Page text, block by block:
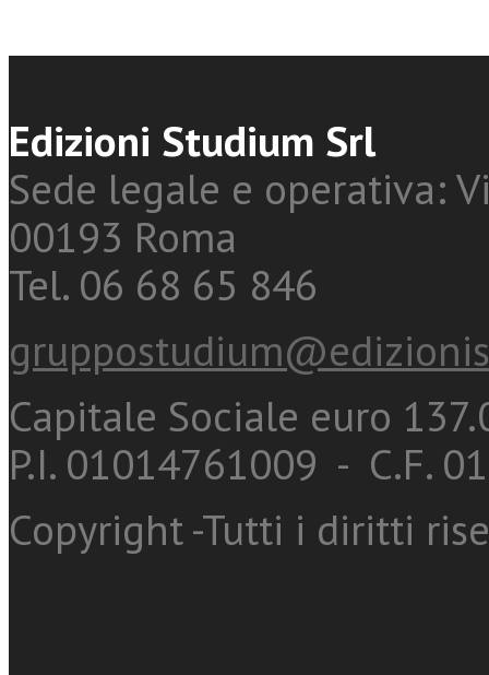
Edizioni Studium Srl
Sede legale e operativa:
00193 Roma
Tel. 06 68 65 846
Capitale Sociale euro
P.I. 01014761009 - C.F.
Copyright -Tutti i diritti